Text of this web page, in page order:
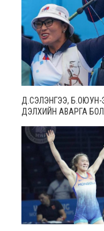
Д.СЭЛЭНГЭЭ,
ДЭЛХИЙН АВАРГА